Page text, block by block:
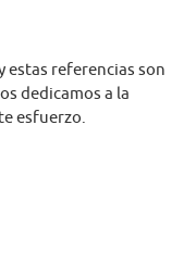
estas referencias son
dedicamos a la
esfuerzo.